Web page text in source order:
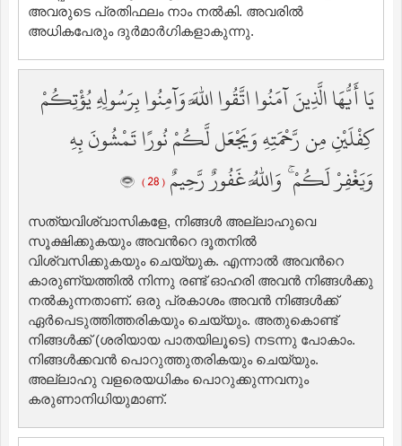
അവരുടെ പ്രതിഫലം നാം നല്‍കി. അവരില്‍
അധികപേരും ദുര്‍മാര്‍ഗികളാകുന്നു.
يَا أَيُّهَا الَّذِينَ آمَنُوا اتَّقُوا اللَّهَ وَآمِنُوا بِرَسُولِهِ يُؤْتِكُمْ
كِفْلَيْنِ مِن رَّحْمَتِهِ وَيَجْعَل لَّكُمْ نُورًا تَمْشُونَ بِهِ
وَيَغْفِرْ لَكُمْ ۚ وَاللَّهُ غَفُورٌ رَّحِيمٌ ( 28 )
സത്യവിശ്വാസികളേ, നിങ്ങള്‍ അല്ലാഹുവെ
സൂക്ഷിക്കുകയും അവന്‍റെ ദൂതനില്‍
വിശ്വസിക്കുകയും ചെയ്യുക. എന്നാല്‍ അവന്‍റെ
കാരുണ്യത്തില്‍ നിന്നു രണ്ട് ഓഹരി അവന്‍ നിങ്ങള്‍ക്കു
നല്‍കുന്നതാണ്‌. ഒരു പ്രകാശം അവന്‍ നിങ്ങള്‍ക്ക്
ഏര്‍പെടുത്തിത്തരികയും ചെയ്യും. അതുകൊണ്ട്
നിങ്ങള്‍ക്ക് (ശരിയായ പാതയിലൂടെ) നടന്നു പോകാം.
നിങ്ങള്‍ക്കവന്‍ പൊറുത്തുതരികയും ചെയ്യും.
അല്ലാഹു വളരെയധികം പൊറുക്കുന്നവനും
കരുണാനിധിയുമാണ്‌.